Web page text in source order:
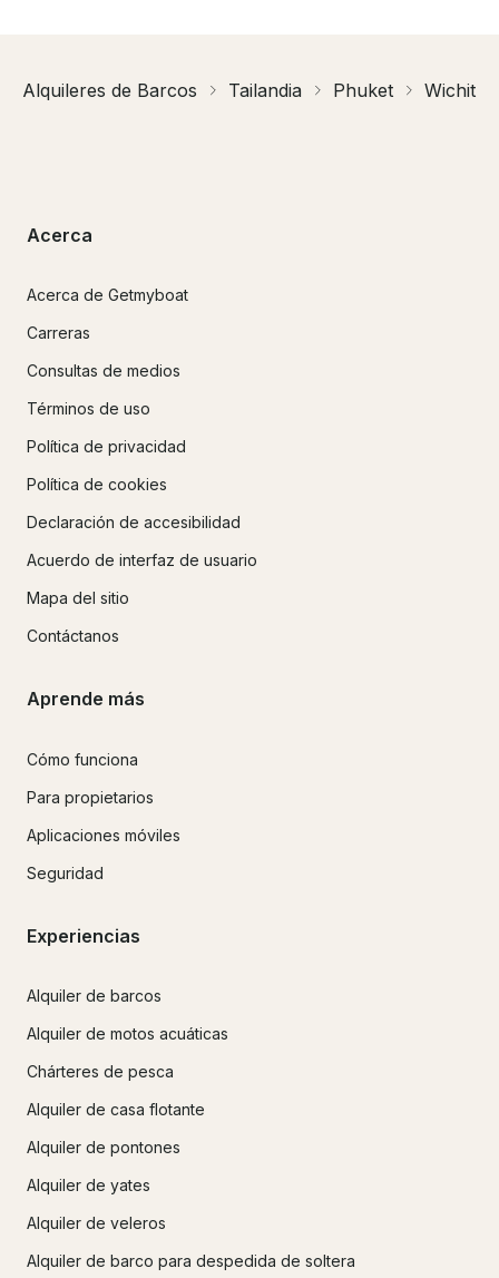
Alquileres de Barcos Tailandia Phuket Wichit
Acerca
Acerca de Getmyboat
Carreras
Consultas de medios
Términos de uso
Política de privacidad
Política de cookies
Declaración de accesibilidad
Acuerdo de interfaz de usuario
Mapa del sitio
Contáctanos
Aprende más
Cómo funciona
Para propietarios
Aplicaciones móviles
Seguridad
Experiencias
Alquiler de barcos
Alquiler de motos acuáticas
Chárteres de pesca
Alquiler de casa flotante
Alquiler de pontones
Alquiler de yates
Alquiler de veleros
Alquiler de barco para despedida de soltera